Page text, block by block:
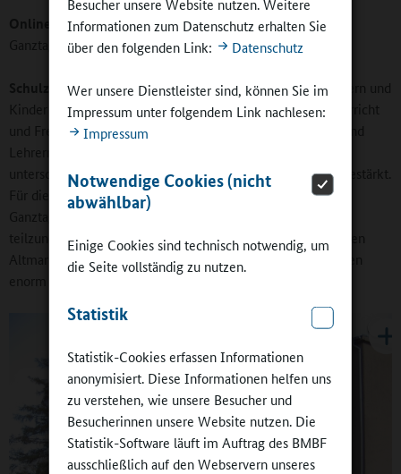
Informationen zum Datenschutz erhalten Sie
über den folgenden Link:
Datenschutz
Wer unsere Dienstleister sind, können Sie im
Impressum unter folgendem Link nachlesen:
Impressum
Notwendige Cookies (nicht
abwählbar)
Einige Cookies sind technisch notwendig, um
die Seite vollständig zu nutzen.
Statistik
Statistik-Cookies erfassen Informationen
anonymisiert. Diese Informationen helfen uns
zu verstehen, wie unsere Besucher und
Besucherinnen unsere Website nutzen. Die
Statistik-Software läuft im Auftrag des BMBF
ausschließlich auf den Webservern unseres
Online-Redaktion:Welchen Stellenwert würden Sie
Ganztagsschulen für Eltern und Kinder beimessen?
Schulz:
Eine Ganztagsschule würde den Interessen von Eltern und
Kinder sehr entgegenkommen. Durch die Einheit von Unterricht
und Freizeit wird die Zusammenarbeit zwischen Schülern und
Lehrern auf der einen Seite und zwischen den Schülern
unterschiedlicher sozialer Herkunft auf der anderen Seite gestärkt.
Für die Eltern bedeutet das Betreuungsangebot der
Ganztagsschule eine größere Chance, am Erwerbsleben
teilzunehmen. Dies ist gerade bei uns in der dünn besiedelten
Altmark mit den weiten Anfahrtswegen zu den Arbeitsstellen
enorm wichtig.